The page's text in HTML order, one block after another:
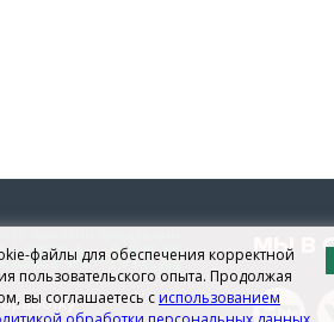
Средства
позволяет
МЫ В
файлы для обеспечения корректной
пользовательского опыта. Продолжая
вы соглашаетесь с использованием